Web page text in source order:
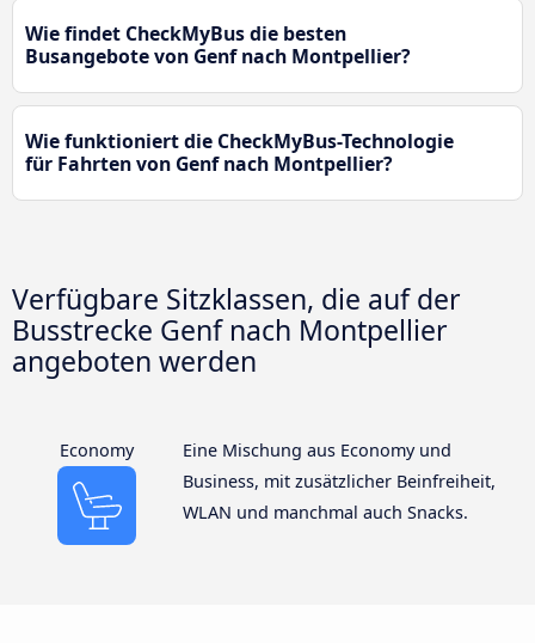
Wie findet CheckMyBus die besten
Busangebote von Genf nach Montpellier?
Wie funktioniert die CheckMyBus-Technologie
für Fahrten von Genf nach Montpellier?
Verfügbare Sitzklassen, die auf der
Busstrecke Genf nach Montpellier
angeboten werden
Economy
Eine Mischung aus Economy und
Business, mit zusätzlicher Beinfreiheit,
WLAN und manchmal auch Snacks.